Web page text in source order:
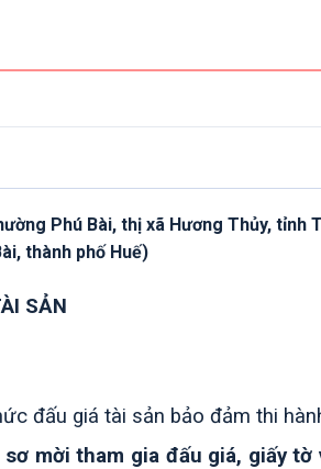
Phú Bài, thị xã Hương Thủy, tỉnh
thành phố Huế)
SẢN
đấu giá tài sản bảo đảm thi
mời tham gia đấu giá, giấy tờ